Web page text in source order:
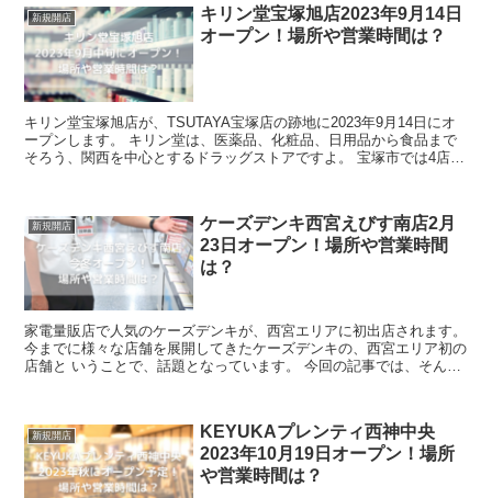
新規開店
キリン堂宝塚旭店2023年9月14日
オープン！場所や営業時間は？
キリン堂宝塚旭店が、TSUTAYA宝塚店の跡地に2023年9月14日にオ
ープンします。 キリン堂は、医薬品、化粧品、日用品から食品まで
そろう、関西を中心とするドラッグストアですよ。 宝塚市では4店舗
新規開店
ケーズデンキ西宮えびす南店2月
23日オープン！場所や営業時間
は？
家電量販店で人気のケーズデンキが、西宮エリアに初出店されます。
今までに様々な店舗を展開してきたケーズデンキの、西宮エリア初の
店舗と いうことで、話題となっています。 今回の記事では、そんな
新規開店
KEYUKAプレンティ西神中央
2023年10月19日オープン！場所
や営業時間は？